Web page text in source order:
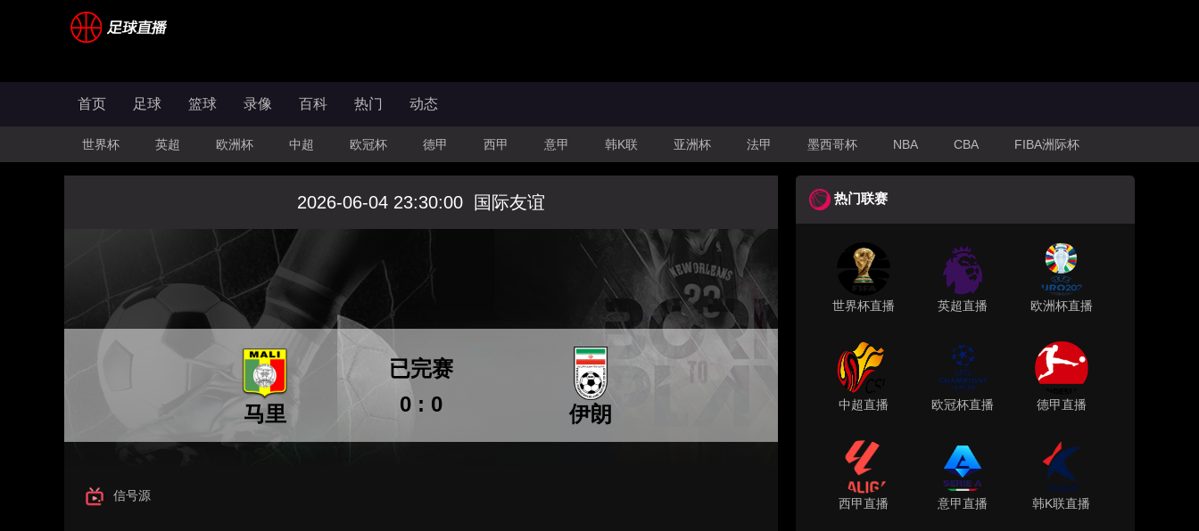
首页 足球 篮球 录像 百科 热门 动态
世界杯 英超 欧洲杯 中超 欧冠杯 德甲 西甲 意甲 韩K联 亚洲杯 法甲 墨西哥杯 NBA CBA FIBA洲际杯
2026-06-04 23:30:00 国际友谊
马里 0 : 0
已完赛
伊朗
信号源
热门联赛
世界杯直播 英超直播 欧洲杯直播
中超直播 欧冠杯直播 德甲直播
西甲直播 意甲直播 韩K联直播